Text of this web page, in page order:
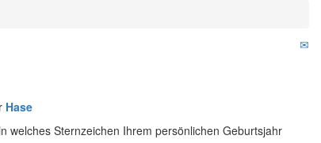
Hase
welches Sternzeichen Ihrem persönlichen Geburtsjahr